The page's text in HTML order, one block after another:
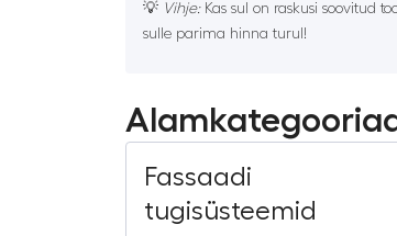
💡 Vihje:Kas sul on raskusi soovitud
sulle parima hinna turul!
Alamkategooriad
Fassaadi
tugisüsteemid